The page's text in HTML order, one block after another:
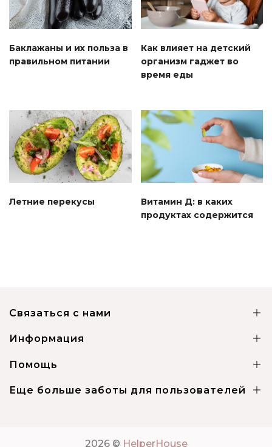
Баклажаны и их польза в
правильном питании
Как влияет на детский
организм гаджет во
время еды
Летние перекусы
Витамин Д: в каких
продуктах содержится
Связаться с нами
Информация
Помощь
Еще больше заботы для пользователей
2026 © HelperHouse